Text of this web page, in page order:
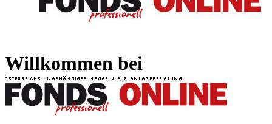
Willkommen bei